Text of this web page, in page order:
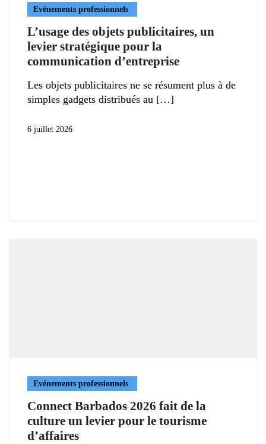
Evénements professionnels
L’usage des objets publicitaires, un
levier stratégique pour la
communication d’entreprise
Les objets publicitaires ne se résument plus à de
simples gadgets distribués au
6 juillet 2026
Evénements professionnels
Connect Barbados 2026 fait de la
culture un levier pour le tourisme
d’affaires